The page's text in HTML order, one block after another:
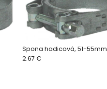
Spona hadicová, 51-55mm
2.67 €